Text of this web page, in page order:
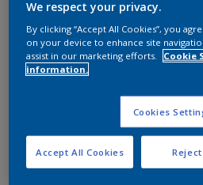
We respect your privacy.
By clicking “Accept All Cookies”, you
on your device to enhance site
assist in our marketing efforts.
Cookie
information.
Cookies
Accept All Cookies